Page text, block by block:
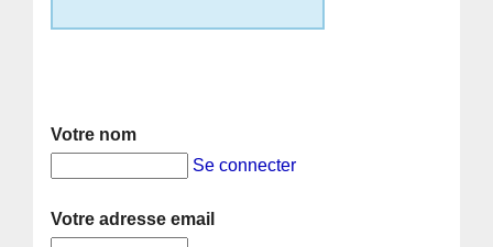
Votre nom
Se connecter
Votre adresse email